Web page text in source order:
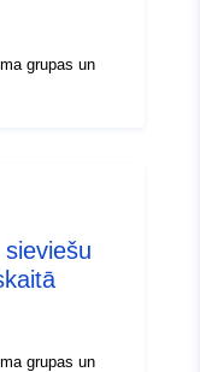
88u/dataset/
grupas un
grupas un